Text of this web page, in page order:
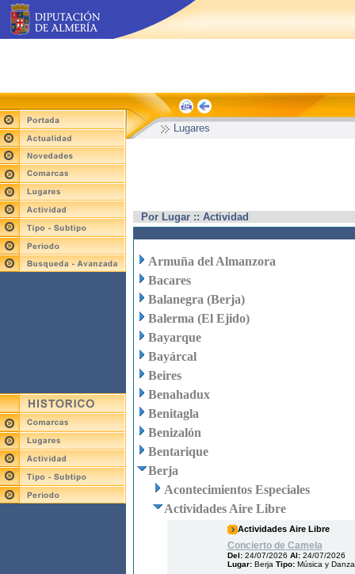
Lugares
Por Lugar :: Actividad
Armuña del Almanzora
Bacares
Balanegra (Berja)
Balerma (El Ejido)
Bayarque
Bayárcal
Beires
Benahadux
Benitagla
Benizalón
Bentarique
Berja
Acontecimientos Especiales
Actividades Aire Libre
Actividades Aire Libre
Concierto de Camela
Del: 24/07/2026 Al: 24/07/2026
Lugar: Berja Tipo: Música y Danza